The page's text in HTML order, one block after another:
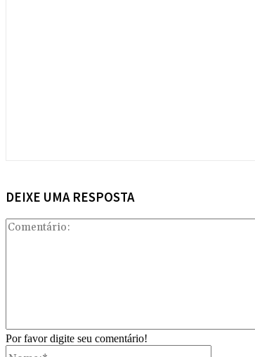
DEIXE UMA RESPOSTA
Por favor digite seu comentário!